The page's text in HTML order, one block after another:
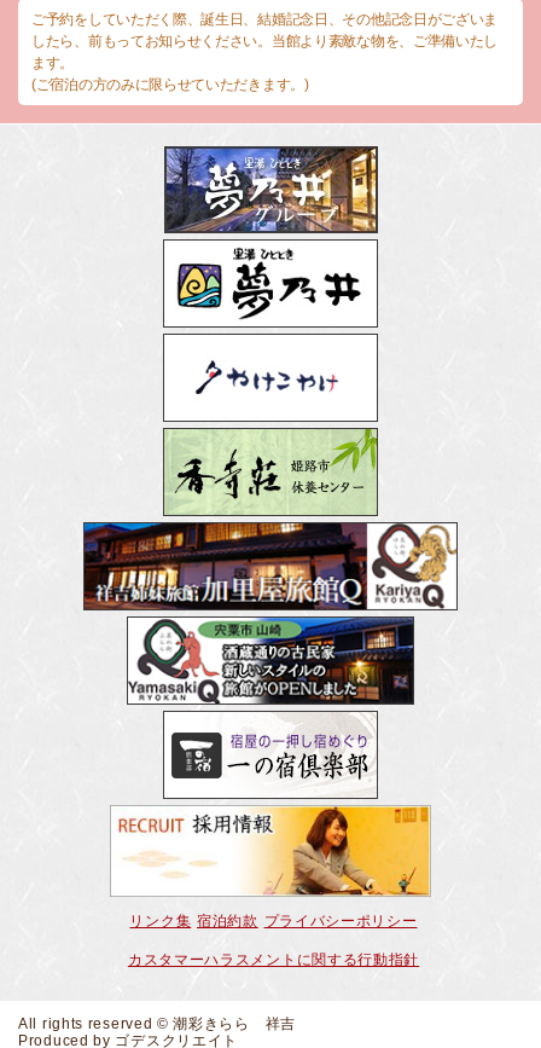
ご予約をしていただく際、誕生日、結婚記念日、その他記念日がございま
したら、前もってお知らせください。当館より素敵な物を、ご準備いたし
ます。
(ご宿泊の方のみに限らせていただきます。)
リンク集 宿泊約款 プライバシーポリシー
カスタマーハラスメントに関する行動指針
All rights reserved © 潮彩きらら 祥吉
Produced by ゴデスクリエイト